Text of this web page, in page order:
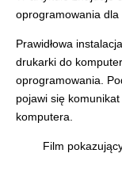
oprogramowania dla
Prawidłowa
drukarki do
oprogramowania.
pojawi się
komputera.
Film